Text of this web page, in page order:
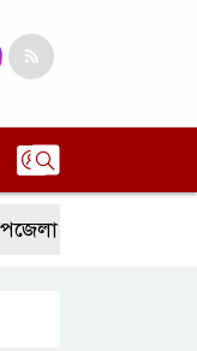
আলোচনা